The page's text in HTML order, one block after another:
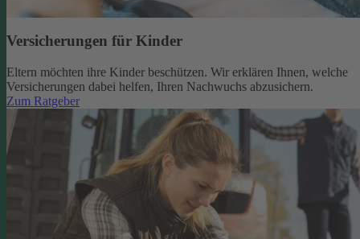
Versicherungen für Kinder
Eltern möchten ihre Kinder beschützen. Wir erklären Ihnen, welche
Versicherungen dabei helfen, Ihren Nachwuchs abzusichern.
Zum Ratgeber